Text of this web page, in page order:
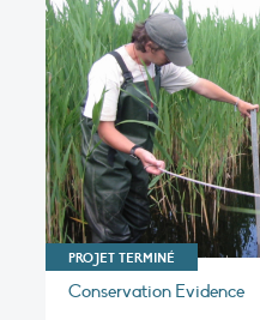
PROJET TERMINÉ
Conservation Evidence